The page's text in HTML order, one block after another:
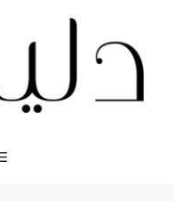
المحتوى